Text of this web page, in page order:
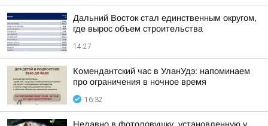
Дальний Восток стал единственным округом,
где вырос объем строительства
14:27
Комендантский час в УланУдэ: напоминаем
про ограничения в ночное время
16:32